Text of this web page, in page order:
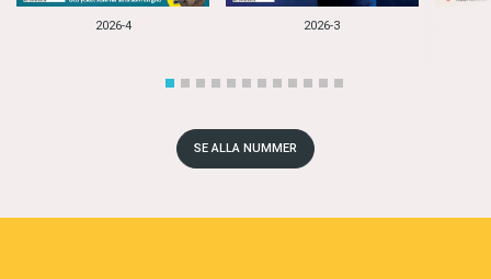
2026-4 2026-3
SE ALLA NUMMER